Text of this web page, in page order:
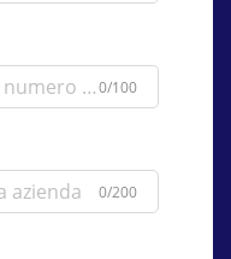
0/100
0/200